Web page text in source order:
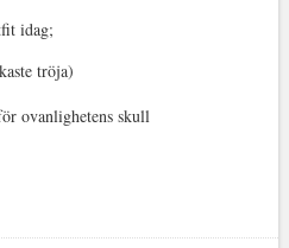
idag;
tröja)
ovanlighetens skull